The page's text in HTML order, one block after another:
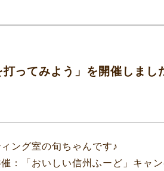
ってみよう」を開催しまし
ング室の旬ちゃんです♪
：「おいしい信州ふーど」キャ